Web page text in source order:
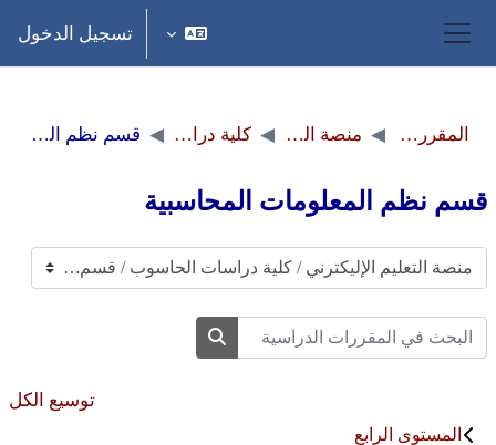
تسجيل الدخول
المقررات الدراسية منصة التعليم الإليكترني كلية دراسات الحاسوب قسم نظم المعلومات المحاسبية
قسم نظم المعلومات المحاسبية
تصنيفات المقررات
البحث في المقررات الدراسية
البحث في المقررات الدراسية
توسيع الكل
المستوى الرابع